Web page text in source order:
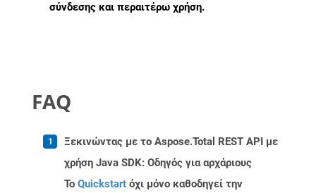
σύνδεσης και περαιτέρω χρήση.
FAQ
Ξεκινώντας με το Aspose.Total REST API με
χρήση Java SDK: Οδηγός για αρχάριους
Το Quickstart όχι μόνο καθοδηγεί την